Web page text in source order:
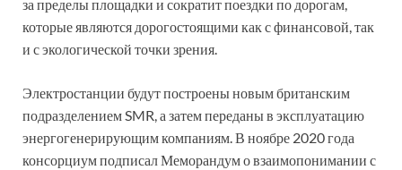
за пределы площадки и сократит поездки по дорогам,
которые являются дорогостоящими как с финансовой, так
и с экологической точки зрения.
Электростанции будут построены новым британским
подразделением SMR, а затем переданы в эксплуатацию
энергогенерирующим компаниям. В ноябре 2020 года
консорциум подписал Меморандум о взаимопонимании с